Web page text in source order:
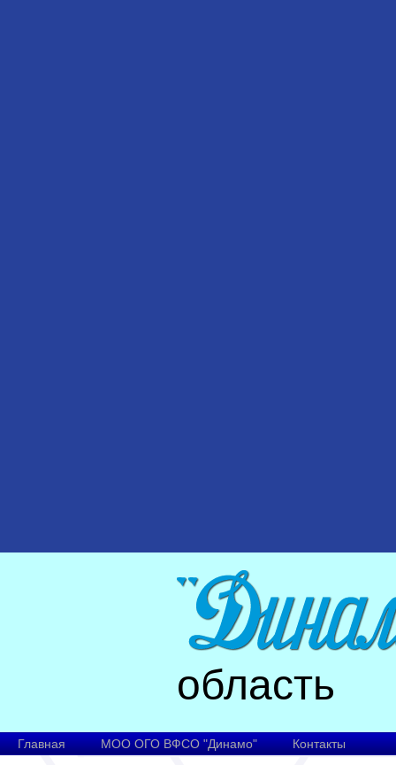
область
Главная МОО ОГО ВФСО "Динамо" Контакты